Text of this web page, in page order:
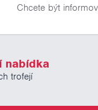
Chcete být
nabídka
trofejí